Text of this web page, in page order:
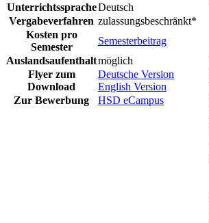
Unterrichtssprache​Deutsch
Vergabeverfahren ​zulassungsbeschränkt*
Kosten pro
Semester
Semesterb​eitrag
Auslandsaufenthalt​möglich
Flyer zum
Download
Deutsche Version
English Version
​Zur Bewerbung
HSD eCampus​